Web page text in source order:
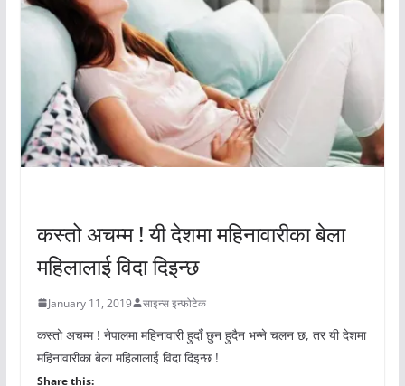
कस्तो अचम्म ! यी देशमा महिनावारीका बेला
महिलालाई विदा दिइन्छ
January 11, 2019 साइन्स इन्फोटेक
कस्तो अचम्म ! नेपालमा महिनावारी हुदाँ छुन हुदैन भन्ने चलन छ, तर यी देशमा
महिनावारीका बेला महिलालाई विदा दिइन्छ !
Share this: